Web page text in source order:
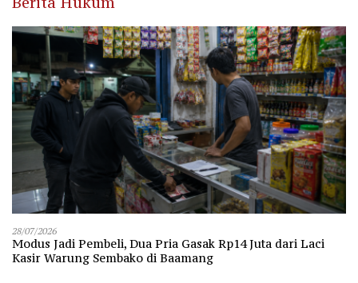
28/07/2026
Modus Jadi Pembeli, Dua Pria Gasak Rp14 Juta dari Laci
Kasir Warung Sembako di Baamang